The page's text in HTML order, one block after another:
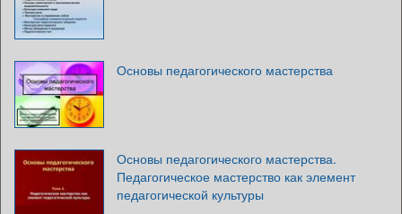
Основы педагогического мастерства
Основы педагогического мастерства.
Педагогическое мастерство как элемент
педагогической культуры